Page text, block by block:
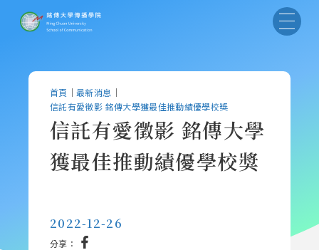
首頁 ｜最新消息 ｜
信託有愛徵影 銘傳大學獲最佳推動績優學校獎
信託有愛徵影 銘傳大學
獲最佳推動績優學校獎
2022-12-26
分享：